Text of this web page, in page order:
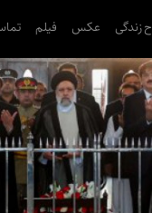
زندگی عکس فیلم